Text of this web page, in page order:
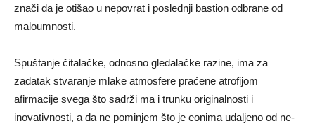
znači da je otišao u nepovrat i poslednji bastion odbrane od
maloumnosti.
Spuštanje čitalačke, odnosno gledalačke razine, ima za
zadatak stvaranje mlake atmosfere praćene atrofijom
afirmacije svega što sadrži ma i trunku originalnosti i
inovativnosti, a da ne pominjem što je eonima udaljeno od ne-